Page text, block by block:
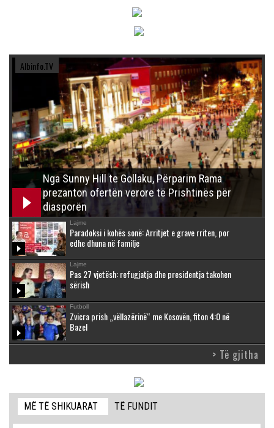
Albinfo.TV
Nga Sunny Hill te Gollaku, Përparim Rama
prezanton ofertën verore të Prishtinës për
diasporën
Lajme
Paradoksi i kohës sonë: Arritjet e grave rriten, por
edhe dhuna në familje
Lajme
Pas 27 vjetësh: refugjatja dhe presidentja takohen
sërish
Futboll
Zvicra prish „vëllazërinë“ me Kosovën, fiton 4:0 në
Bazel
> Të gjitha
MË TË SHIKUARAT TË FUNDIT